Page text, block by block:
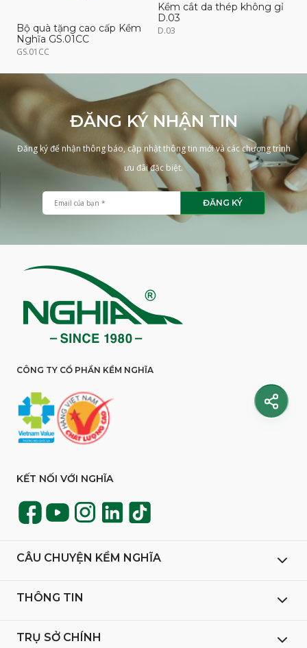
Bộ quà tặng cao cấp Kềm
Nghĩa GS.01CC
GS.01CC
Kềm cắt da thép không gỉ
D.03
D.03
ĐĂNG KÝ NHẬN TIN
Đăng ký để nhận thông báo, cập nhật thông tin mới và các chương trình
ưu đãi đặc biệt.
ĐĂNG KÝ
CÔNG TY CỔ PHẦN KỀM NGHĨA
KẾT NỐI VỚI NGHĨA
CÂU CHUYỆN KỀM NGHĨA
THÔNG TIN
TRỤ SỞ CHÍNH